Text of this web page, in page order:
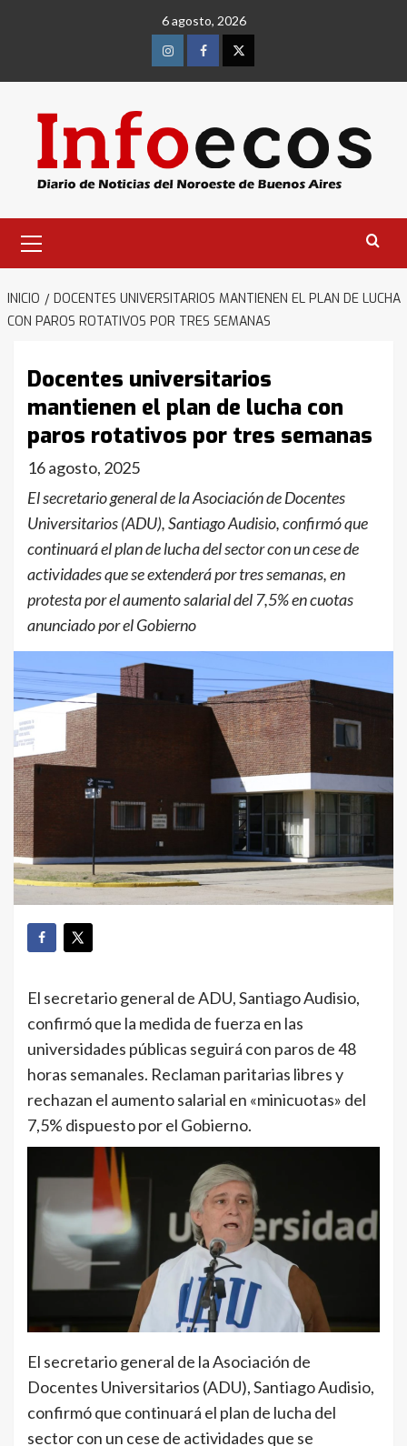
6 agosto, 2026
InstagramFacebookTwitter
primario
INICIO
DOCENTES UNIVERSITARIOS MANTIENEN EL PLAN DE LUCHA
CON PAROS ROTATIVOS POR TRES SEMANAS
Docentes universitarios
mantienen el plan de lucha con
paros rotativos por tres semanas
16 agosto, 2025
El secretario general de la Asociación de Docentes
Universitarios (ADU), Santiago Audisio, confirmó que
continuará el plan de lucha del sector con un cese de
actividades que se extenderá por tres semanas, en
protesta por el aumento salarial del 7,5% en cuotas
anunciado por el Gobierno
El secretario general de ADU, Santiago Audisio,
confirmó que la medida de fuerza en las
universidades públicas seguirá con paros de 48
horas semanales. Reclaman paritarias libres y
rechazan el aumento salarial en «minicuotas» del
7,5% dispuesto por el Gobierno.
El secretario general de la Asociación de
Docentes Universitarios (ADU), Santiago Audisio,
confirmó que continuará el plan de lucha del
sector con un cese de actividades que se